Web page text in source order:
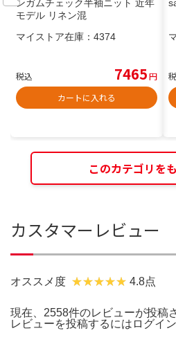
ンガムチェック半袖ニット 近年
モデル リネン混
マイストア在庫： 4374
税込 7465円
カートに入れる
このカテゴリを
カスタマーレビュー
オススメ度 4.8点
現在、2558件のレビューが投稿
レビューを投稿するには ログイン